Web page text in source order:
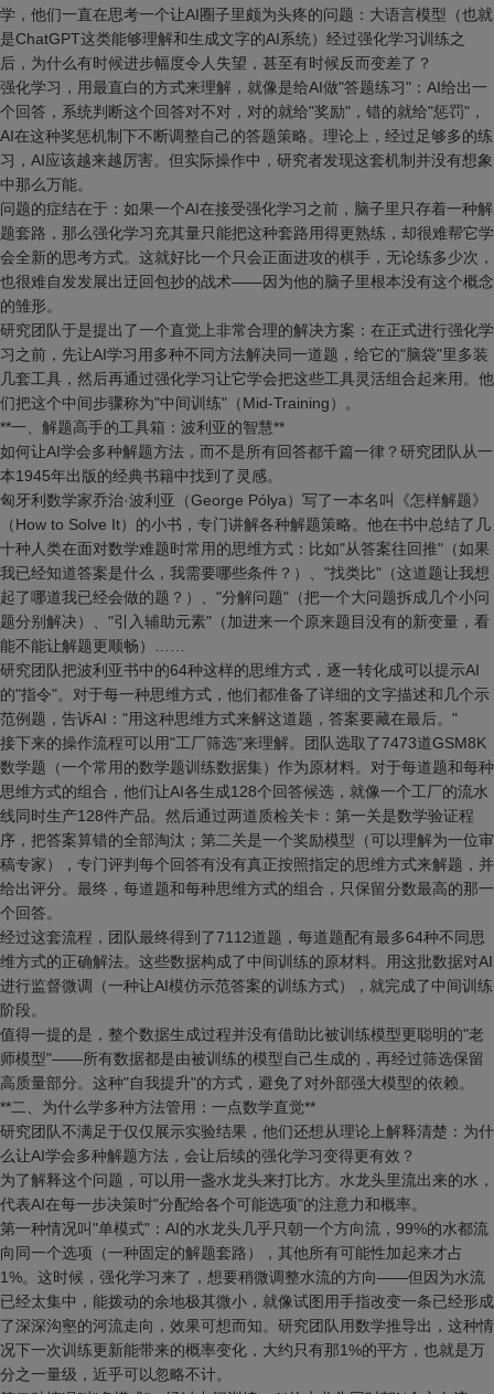
学，他们一直在思考一个让AI圈子里颇为头疼的问题：大语言模型（也就
是ChatGPT这类能够理解和生成文字的AI系统）经过强化学习训练之
后，为什么有时候进步幅度令人失望，甚至有时候反而变差了？
强化学习，用最直白的方式来理解，就像是给AI做"答题练习"：AI给出一
个回答，系统判断这个回答对不对，对的就给"奖励"，错的就给"惩罚"，
AI在这种奖惩机制下不断调整自己的答题策略。理论上，经过足够多的练
习，AI应该越来越厉害。但实际操作中，研究者发现这套机制并没有想象
中那么万能。
问题的症结在于：如果一个AI在接受强化学习之前，脑子里只存着一种解
题套路，那么强化学习充其量只能把这种套路用得更熟练，却很难帮它学
会全新的思考方式。这就好比一个只会正面进攻的棋手，无论练多少次，
也很难自发发展出迂回包抄的战术——因为他的脑子里根本没有这个概念
的雏形。
研究团队于是提出了一个直觉上非常合理的解决方案：在正式进行强化学
习之前，先让AI学习用多种不同方法解决同一道题，给它的"脑袋"里多装
几套工具，然后再通过强化学习让它学会把这些工具灵活组合起来用。他
们把这个中间步骤称为"中间训练"（Mid-Training）。
**一、解题高手的工具箱：波利亚的智慧**
如何让AI学会多种解题方法，而不是所有回答都千篇一律？研究团队从一
本1945年出版的经典书籍中找到了灵感。
匈牙利数学家乔治·波利亚（George Pólya）写了一本名叫《怎样解题》
（How to Solve It）的小书，专门讲解各种解题策略。他在书中总结了几
十种人类在面对数学难题时常用的思维方式：比如"从答案往回推"（如果
我已经知道答案是什么，我需要哪些条件？）、"找类比"（这道题让我想
起了哪道我已经会做的题？）、"分解问题"（把一个大问题拆成几个小问
题分别解决）、"引入辅助元素"（加进来一个原来题目没有的新变量，看
能不能让解题更顺畅）……
研究团队把波利亚书中的64种这样的思维方式，逐一转化成可以提示AI
的"指令"。对于每一种思维方式，他们都准备了详细的文字描述和几个示
范例题，告诉AI："用这种思维方式来解这道题，答案要藏在最后。"
接下来的操作流程可以用"工厂筛选"来理解。团队选取了7473道GSM8K
数学题（一个常用的数学题训练数据集）作为原材料。对于每道题和每种
思维方式的组合，他们让AI各生成128个回答候选，就像一个工厂的流水
线同时生产128件产品。然后通过两道质检关卡：第一关是数学验证程
序，把答案算错的全部淘汰；第二关是一个奖励模型（可以理解为一位审
稿专家），专门评判每个回答有没有真正按照指定的思维方式来解题，并
给出评分。最终，每道题和每种思维方式的组合，只保留分数最高的那一
个回答。
经过这套流程，团队最终得到了7112道题，每道题配有最多64种不同思
维方式的正确解法。这些数据构成了中间训练的原材料。用这批数据对AI
进行监督微调（一种让AI模仿示范答案的训练方式），就完成了中间训练
阶段。
值得一提的是，整个数据生成过程并没有借助比被训练模型更聪明的"老
师模型"——所有数据都是由被训练的模型自己生成的，再经过筛选保留
高质量部分。这种"自我提升"的方式，避免了对外部强大模型的依赖。
**二、为什么学多种方法管用：一点数学直觉**
研究团队不满足于仅仅展示实验结果，他们还想从理论上解释清楚：为什
么让AI学会多种解题方法，会让后续的强化学习变得更有效？
为了解释这个问题，可以用一盏水龙头来打比方。水龙头里流出来的水，
代表AI在每一步决策时"分配给各个可能选项"的注意力和概率。
第一种情况叫"单模式"：AI的水龙头几乎只朝一个方向流，99%的水都流
向同一个选项（一种固定的解题套路），其他所有可能性加起来才占
1%。这时候，强化学习来了，想要稍微调整水流的方向——但因为水流
已经太集中，能拨动的余地极其微小，就像试图用手指改变一条已经形成
了深深沟壑的河流走向，效果可想而知。研究团队用数学推导出，这种情
况下一次训练更新能带来的概率变化，大约只有那1%的平方，也就是万
分之一量级，近乎可以忽略不计。